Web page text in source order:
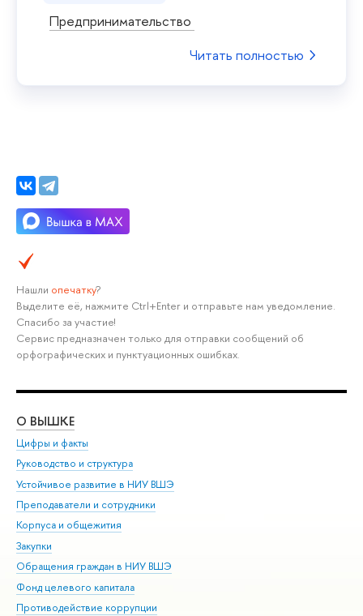
Предпринимательство
Читать полностью
Нашли опечатку?
Выделите её, нажмите Ctrl+Enter и отправьте нам уведомление.
Спасибо за участие!
Сервис предназначен только для отправки сообщений об
орфографических и пунктуационных ошибках.
О ВЫШКЕ
Цифры и факты
Руководство и структура
Устойчивое развитие в НИУ ВШЭ
Преподаватели и сотрудники
Корпуса и общежития
Закупки
Обращения граждан в НИУ ВШЭ
Фонд целевого капитала
Противодействие коррупции